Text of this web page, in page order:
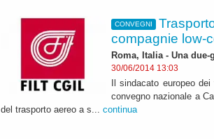
CONVEGNI
compagnie low-
Roma, Italia - Una
30/06/2014 13:03
Il sindacato europeo
convegno nazionale a
del trasporto aereo a s... continua